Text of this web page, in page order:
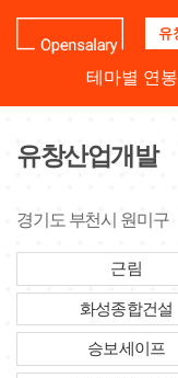
업
명
하
테마별 연봉
유창산업개발
경기도 부천시 원미구
근림
화성종합건설
승보세이프